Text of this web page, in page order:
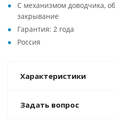
С механизмом доводчика,
закрывание
Гарантия: 2 года
Россия
Характеристики
Задать вопрос